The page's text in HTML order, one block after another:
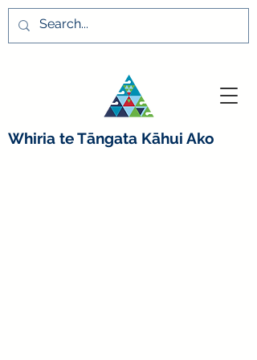
Whiria te Tāngata Kāhui Ako